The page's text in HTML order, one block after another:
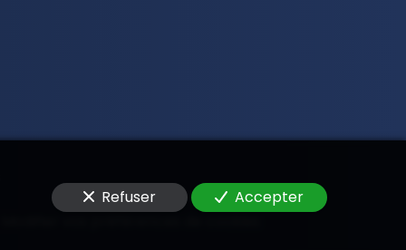
Refuser Accepter